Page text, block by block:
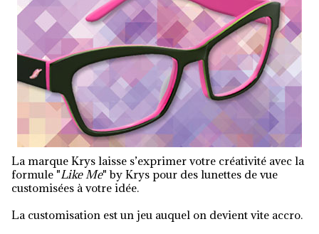
La marque Krys laisse s’exprimer votre créativité avec la
formule "Like Me" by Krys pour des lunettes de vue
customisées à votre idée.
La customisation est un jeu auquel on devient vite accro.